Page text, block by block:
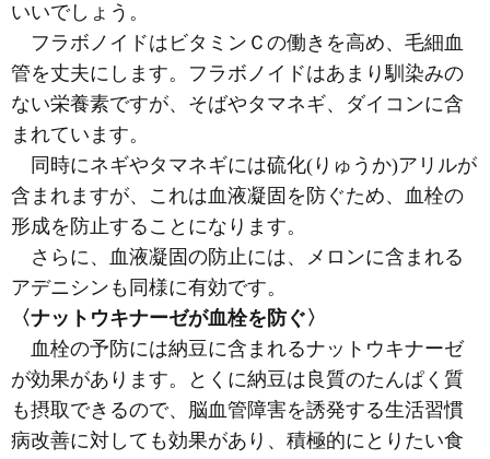
いいでしょう。
フラボノイドはビタミンＣの働きを高め、毛細血
管を丈夫にします。フラボノイドはあまり馴染みの
ない栄養素ですが、そばやタマネギ、ダイコンに含
まれています。
同時にネギやタマネギには硫化(りゅうか)アリルが
含まれますが、これは血液凝固を防ぐため、血栓の
形成を防止することになります。
さらに、血液凝固の防止には、メロンに含まれる
アデニシンも同様に有効です。
〈ナットウキナーゼが血栓を防ぐ〉
血栓の予防には納豆に含まれるナットウキナーゼ
が効果があります。とくに納豆は良質のたんぱく質
も摂取できるので、脳血管障害を誘発する生活習慣
病改善に対しても効果があり、積極的にとりたい食